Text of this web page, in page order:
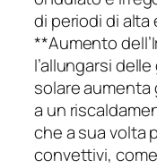
di periodi di alta
**Aumento
l’allungarsi
solare
a un
che a sua volta
convettivi,